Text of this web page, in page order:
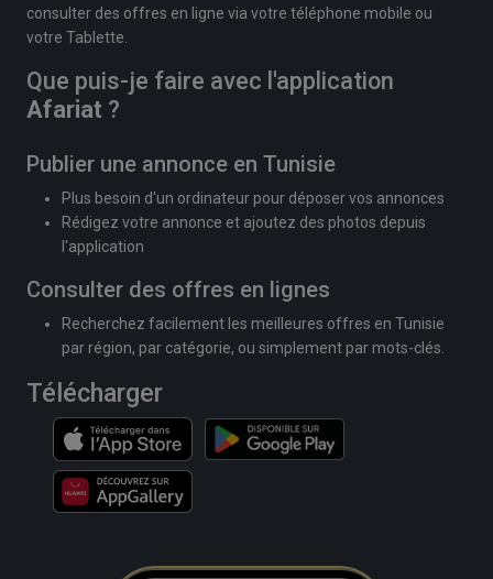
consulter des offres en ligne via votre téléphone mobile ou
votre Tablette.
Que puis-je faire avec l'application
Afariat ?
Publier une annonce en Tunisie
Plus besoin d'un ordinateur pour déposer vos annonces
Rédigez votre annonce et ajoutez des photos depuis
l'application
Consulter des offres en lignes
Recherchez facilement les meilleures offres en Tunisie
par région, par catégorie, ou simplement par mots-clés.
Télécharger